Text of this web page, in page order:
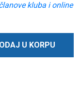
kluba i online
U KORPU